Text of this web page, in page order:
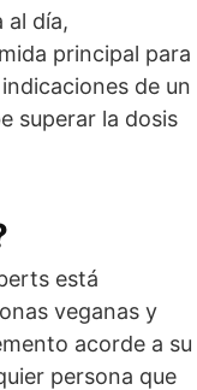
al día,
principal para
de un
superar la dosis
está
veganas y
acorde a su
persona que